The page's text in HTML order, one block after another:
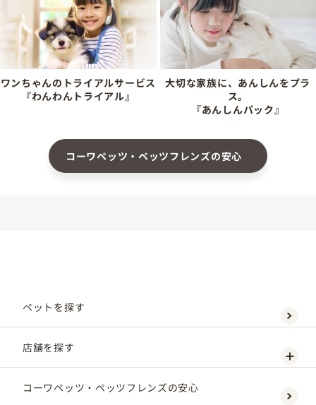
ワンちゃんのトライアルサービス
『わんわんトライアル』
大切な家族に、あんしんをプラ
ス。
『あんしんパック』
コーワペッツ・ペッツフレンズの安心
ペットを探す
店舗を探す
コーワペッツ・ペッツフレンズの安心